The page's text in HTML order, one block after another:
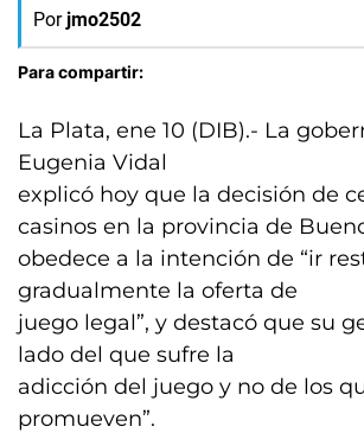
Por jmo2502
Para compartir:
La Plata, ene 10 (DIB).- La
Eugenia Vidal
explicó hoy que la decisión de
casinos en la provincia de
obedece a la intención de “ir
gradualmente la oferta de
juego legal”, y destacó que su
lado del que sufre la
adicción del juego y no de los
promueven”.